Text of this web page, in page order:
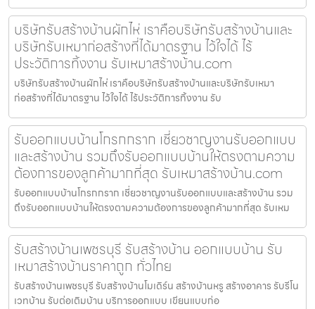
บริษัทรับสร้างบ้านผักไห่ เราคือบริษัทรับสร้างบ้านและ
บริษัทรับเหมาก่อสร้างที่ได้มาตรฐาน ไว้ใจได้ ไร้
ประวัติการทิ้งงาน รับเหมาสร้างบ้าน.com
บริษัทรับสร้างบ้านผักไห่ เราคือบริษัทรับสร้างบ้านและบริษัทรับเหมา
ก่อสร้างที่ได้มาตรฐาน ไว้ใจได้ ไร้ประวัติการทิ้งงาน รับ
รับออกแบบบ้านโกรกกราก เชี่ยวชาญงานรับออกแบบ
และสร้างบ้าน รวมถึงรับออกแบบบ้านให้ตรงตามความ
ต้องการของลูกค้ามากที่สุด รับเหมาสร้างบ้าน.com
รับออกแบบบ้านโกรกกราก เชี่ยวชาญงานรับออกแบบและสร้างบ้าน รวม
ถึงรับออกแบบบ้านให้ตรงตามความต้องการของลูกค้ามากที่สุด รับเหม
รับสร้างบ้านเพชรบุรี รับสร้างบ้าน ออกแบบบ้าน รับ
เหมาสร้างบ้านราคาถูก ทั่วไทย
รับสร้างบ้านเพชรบุรี รับสร้างบ้านโมเดิร์น สร้างบ้านหรู สร้างอาคาร รับรีโน
เวทบ้าน รับต่อเติมบ้าน บริการออกแบบ เขียนแบบก่อ